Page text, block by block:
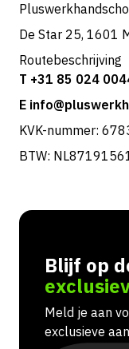
De Star 25, 1601
Routebeschrijving
T +31 85 024
E
KVK-nummer:
BTW:
Blijf op
Meld je aan
exclusieve